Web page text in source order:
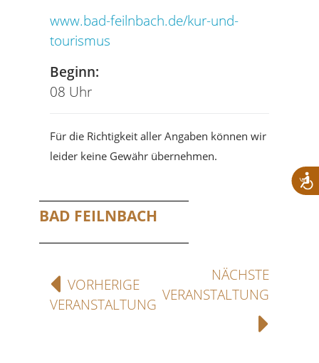
www.bad-feilnbach.de/kur-und-
tourismus
Beginn:
08 Uhr
Für die Richtigkeit aller Angaben können wir
leider keine Gewähr übernehmen.
BAD FEILNBACH
VORHERIGE
VERANSTALTUNG
NÄCHSTE
VERANSTALTUNG